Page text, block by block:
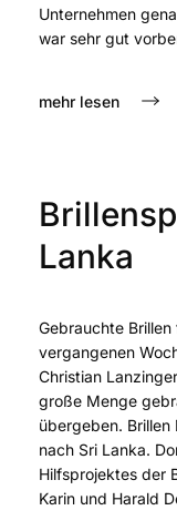
Unternehmen
war sehr gut
mehr lesen
Lanka
Gebrauchte
vergangenen
Christian
große Menge
übergeben.
nach Sri Lanka.
Hilfsprojektes der
Karin und Harald